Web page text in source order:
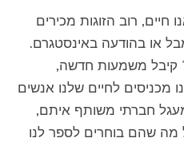
חיים, רוב הזוגות מכירים
או בהודעה באינסטגרם.
משמעות חדשה,
לחיים שלנו אנשים
מעגל חברתי משותף איתם,
שהם בוחרים לספר לנו